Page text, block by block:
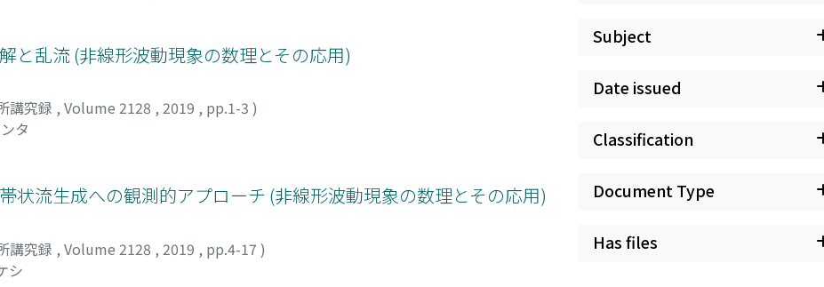
と乱流 (非線形波動現象の数理とその応用)
講究録 , Volume 2128 , 2019 , pp.1-3 )
タ
状流生成への観測的アプローチ (非線形波動現象の数理とその応用)
講究録 , Volume 2128 , 2019 , pp.4-17 )
シ
Subject
Date issued
Classification
Document Type
Has files